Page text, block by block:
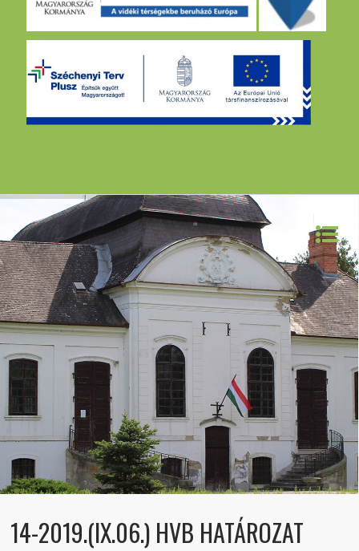
14-2019.(IX.06.) HVB HATÁROZAT